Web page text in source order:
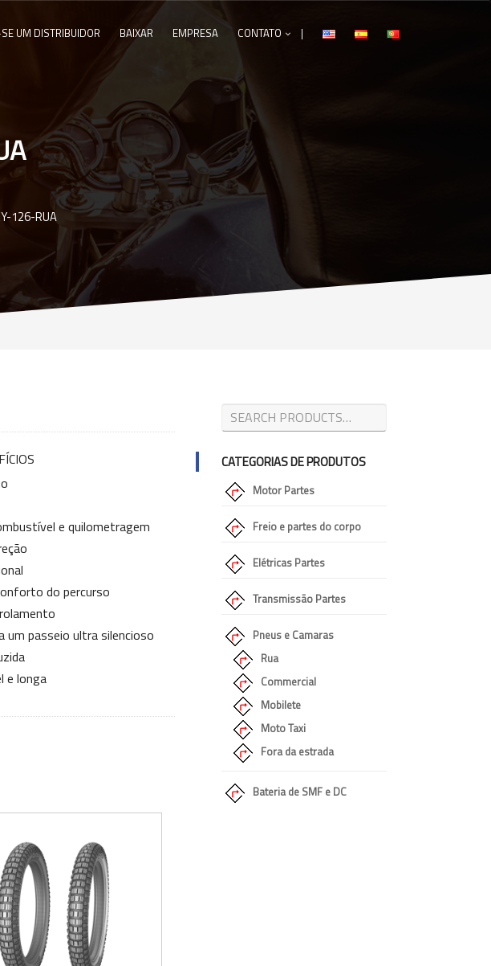
UM DISTRIBUIDOR BAIXAR EMPRESA CONTATO |
126-RUA
e quilometragem
do percurso
um passeio ultra silencioso
e longa
CATEGORIAS DE PRODUTOS
Motor Partes
Freio e partes do corpo
Elétricas Partes
Transmissão Partes
Pneus e Camaras
Rua
Commercial
Mobilete
Moto Taxi
Fora da estrada
Bateria de SMF e DC